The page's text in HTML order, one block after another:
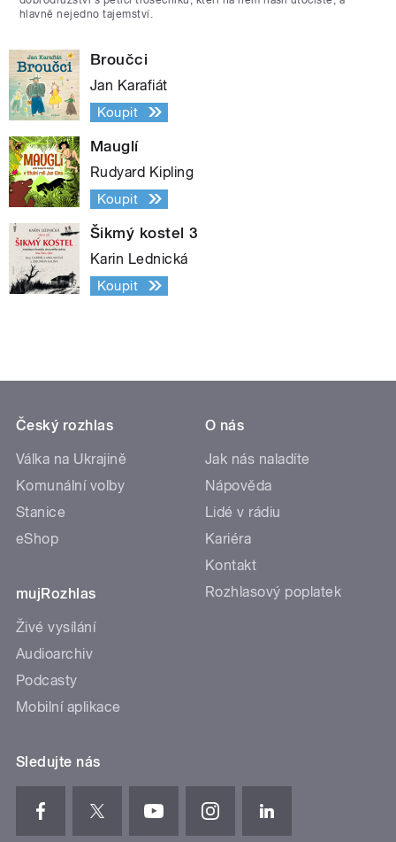
hlavně nejedno tajemství.
Broučci
Jan Karafiát
Koupit
Mauglí
Rudyard Kipling
Koupit
Šikmý kostel 3
Karin Lednická
Koupit
Český rozhlas
Válka na Ukrajině
Komunální volby
Stanice
eShop
mujRozhlas
Živé vysílání
Audioarchiv
Podcasty
Mobilní aplikace
O nás
Jak nás naladíte
Nápověda
Lidé v rádiu
Kariéra
Kontakt
Rozhlasový poplatek
Sledujte nás